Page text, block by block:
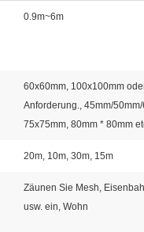
0.9m~6m
60x60mm, 100x100mm
Anforderung., 45mm/
75x75mm, 80mm * 80mm
20m, 10m, 30m, 15m
Zäunen Sie Mesh,
usw. ein, Wohn